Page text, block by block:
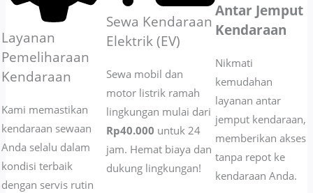
Layanan
Pemeliharaan
Kendaraan
Kami memastikan
kendaraan sewaan
Anda selalu dalam
kondisi terbaik
dengan servis rutin
Sewa Kendaraan
Elektrik (EV)
Sewa mobil dan
motor listrik ramah
lingkungan mulai dari
Rp40.000 untuk 24
jam. Hemat biaya dan
dukung lingkungan!
Antar Jemput
Kendaraan
Nikmati
kemudahan
layanan antar
jemput kendaraan,
memberikan akses
tanpa repot ke
kendaraan Anda.